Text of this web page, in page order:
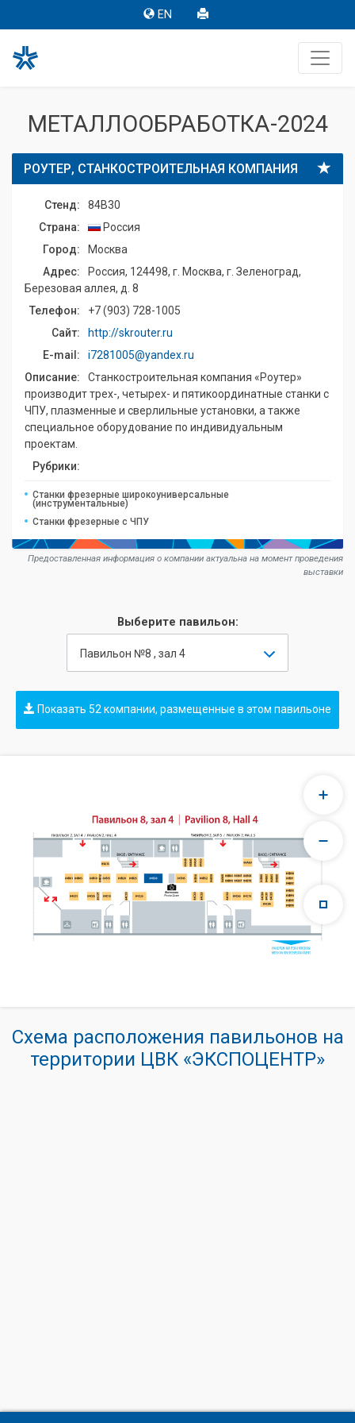
EN
МЕТАЛЛООБРАБОТКА-2024
РОУТЕР, СТАНКОСТРОИТЕЛЬНАЯ КОМПАНИЯ
Стенд:
84B30
Страна:
Россия
Город:
Москва
Адрес:
Россия, 124498, г. Москва, г. Зеленоград,
Березовая аллея, д. 8
Телефон:
+7 (903) 728-1005
Сайт:
http://skrouter.ru
E-mail:
i7281005@yandex.ru
Описание:
Станкостроительная компания «Роутер»
производит трех-, четырех- и пятикоординатные станки с
ЧПУ, плазменные и сверлильные установки, а также
специальное оборудование по индивидуальным
проектам.
Рубрики:
Станки фрезерные широкоуниверсальные
(инструментальные)
Станки фрезерные с ЧПУ
Предоставленная информация о компании актуальна на момент проведения
выставки
Выберите павильон:
Павильон №8 , зал 4
Показать 52 компании, размещенные в этом павильоне
Схема расположения павильонов на
территории ЦВК «ЭКСПОЦЕНТР»